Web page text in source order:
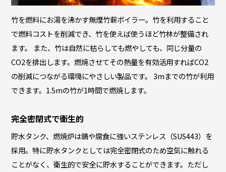
竹を燃料にお湯を沸かす無煙竹薪ボイラー。竹を利用すること
で燃料コストを削減でき、竹を使えば使うほど竹林が整備され
ます。 また、竹は自然に枯らしても燃やしても、同じ分量の
CO2を排出します。燃焼させてその熱量を有効活用すればCO2
の削減につながる環境にやさしい製品です。 3mまでの竹が利用
できます。1.5mの竹が1時間で燃焼します。
完全密閉式で衛生的
貯水タンク、燃焼炉は錆や腐食に強いステンレス（SUS443）を
採用。特に貯水タンクとしては完全密閉式のため空気に触れる
ことがなく、衛生的で安全に貯水することができます。ただし